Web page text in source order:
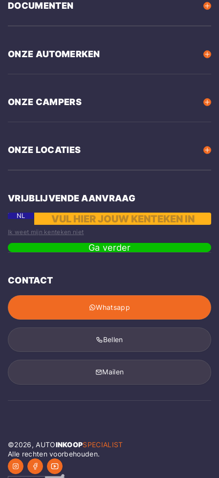
DOCUMENTEN
ONZE AUTOMERKEN
ONZE CAMPERS
ONZE LOCATIES
VRIJBLIJVENDE AANVRAAG
NL
Ik weet mijn kenteken niet
Ga verder
CONTACT
Whatsapp
Bellen
Mailen
©2026, AUTOINKOOPSPECIALIST
Alle rechten voorbehouden.